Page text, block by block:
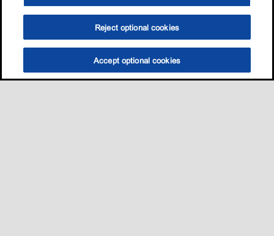
Reject optional cookies
Accept optional cookies